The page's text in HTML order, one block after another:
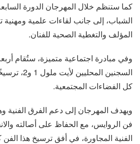
كما ستنظم خلال المهرجان الدورة
الشباب، إلى جانب لقاءات علمية
المؤلف والتغطية الصحية للفنان.
وفي مبادرة اجتماعية متميزة، ستُقام
السجنين
كل الفضاءات المجتمعية.
ويهدف المهرجان إلى دعم الفرق الفنية
فن الروايس، مع الحفاظ على أصالته
الفنية المجاورة، في أفق ترسيخ هذا الفن